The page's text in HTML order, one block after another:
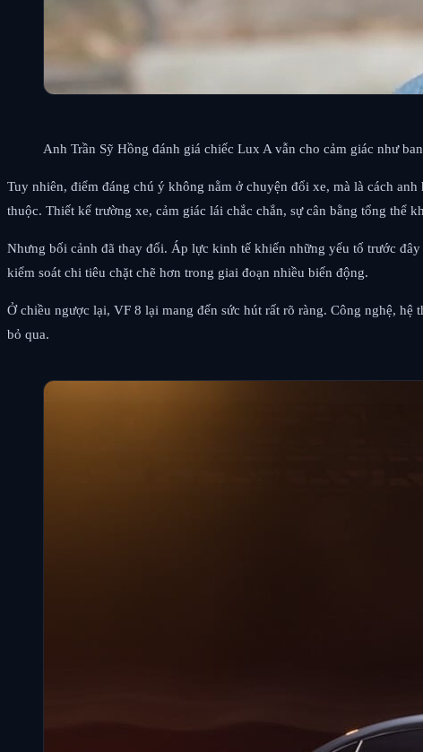
Anh Trần Sỹ Hồng đánh giá chiếc Lux A vẫn cho cảm giác như
Tuy nhiên, điểm đáng chú ý không nằm ở chuyện đổi xe, mà là cách
thuộc. Thiết kế trường xe, cảm giác lái chắc chắn, sự cân bằng tổng thể
Nhưng bối cảnh đã thay đổi. Áp lực kinh tế khiến những yếu tố trước
kiểm soát chi tiêu chặt chẽ hơn trong giai đoạn nhiều biến động.
Ở chiều ngược lại, VF 8 lại mang đến sức hút rất rõ ràng. Công nghệ,
bỏ qua.